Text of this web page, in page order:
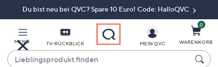
Du bist neu bei QVC? Spare 10 Euro! Code: HalloQVC
MENÜ TV-RÜCKBLICK
Lieblingsprodukt
MEIN QVC
0
WARENKORB